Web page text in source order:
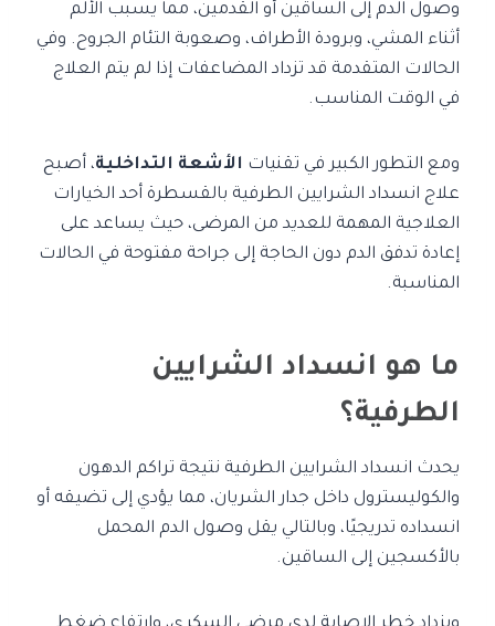
وصول الدم إلى الساقين أو القدمين، مما يسبب الألم
أثناء المشي، وبرودة الأطراف، وصعوبة التئام الجروح. وفي
الحالات المتقدمة قد تزداد المضاعفات إذا لم يتم العلاج
في الوقت المناسب.
ومع التطور الكبير في تقنيات الأشعة التداخلية، أصبح
علاج انسداد الشرايين الطرفية بالقسطرة أحد الخيارات
العلاجية المهمة للعديد من المرضى، حيث يساعد على
إعادة تدفق الدم دون الحاجة إلى جراحة مفتوحة في الحالات
المناسبة.
ما هو انسداد الشرايين
الطرفية؟
يحدث انسداد الشرايين الطرفية نتيجة تراكم الدهون
والكوليسترول داخل جدار الشريان، مما يؤدي إلى تضيقه أو
انسداده تدريجيًا، وبالتالي يقل وصول الدم المحمل
بالأكسجين إلى الساقين.